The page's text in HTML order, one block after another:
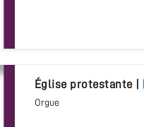
église protestante|
Orgue